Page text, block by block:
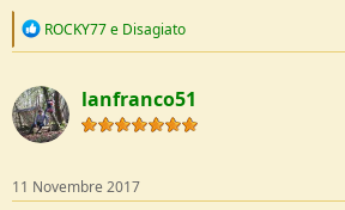
R
c
t
i
o
s
:
ROCKY77e Disagiato
lanfranco51
11 Novembre 2017